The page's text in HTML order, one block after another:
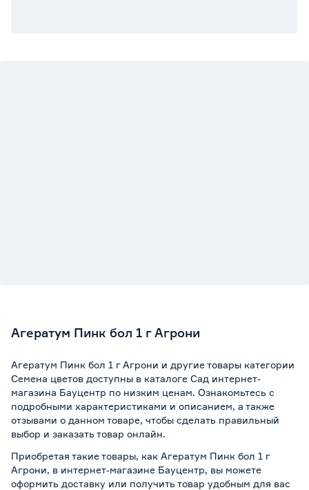
Агератум Пинк бол 1 г Агрони
Агератум Пинк бол 1 г Агрони и другие товары категории
Семена цветов доступны в каталоге Сад интернет-
магазина Бауцентр по низким ценам. Ознакомьтесь с
подробными характеристиками и описанием, а также
отзывами о данном товаре, чтобы сделать правильный
выбор и заказать товар онлайн.
Приобретая такие товары, как Агератум Пинк бол 1 г
Агрони, в интернет-магазине Бауцентр, вы можете
оформить доставку или получить товар удобным для вас